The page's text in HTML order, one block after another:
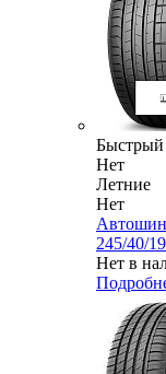
Быстрый
Нет
Летние
Нет
245/40/
Нет в